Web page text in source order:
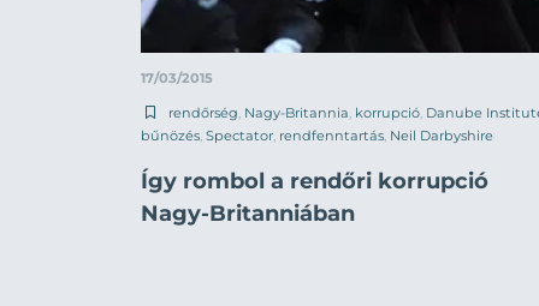
17/03/2015
rendőrség Nagy-Britannia korrupció Danube
bűnözés Spectator rendfenntartás Neil Darbyshire
Így rombol a rendőri korrupció
Nagy-Britanniában